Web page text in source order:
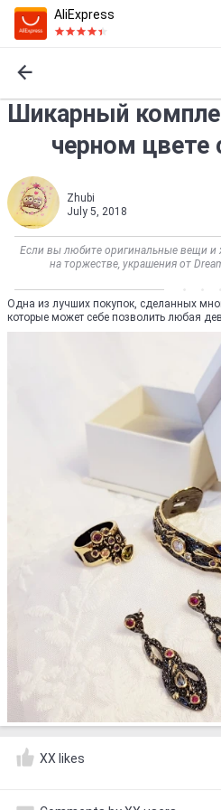
AliExpress
Шикарный
черном цвете
Zhubi
July 5, 2018
Если вы любите оригинальные вещи и
на торжестве, украшения от
Одна из лучших покупок, сделанных
которые может себе позволить любая
XX likes